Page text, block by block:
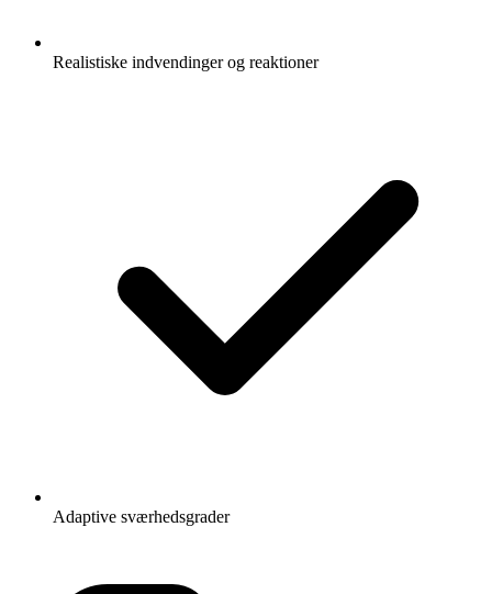
Realistiske indvendinger og reaktioner
Adaptive sværhedsgrader